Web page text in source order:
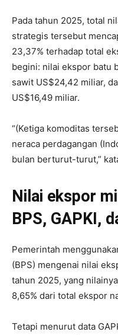
Pada tahun 2025, total
strategis tersebut
23,37% terhadap total
begini: nilai ekspor batu
sawit US$24,42 miliar,
US$16,49 miliar.
“(Ketiga komoditas
neraca perdagangan
bulan berturut-turut,”
Nilai ekspor
BPS, GAPKI,
Pemerintah
(BPS) mengenai nilai
tahun 2025, yang
8,65% dari total ekspor
Tetapi menurut data